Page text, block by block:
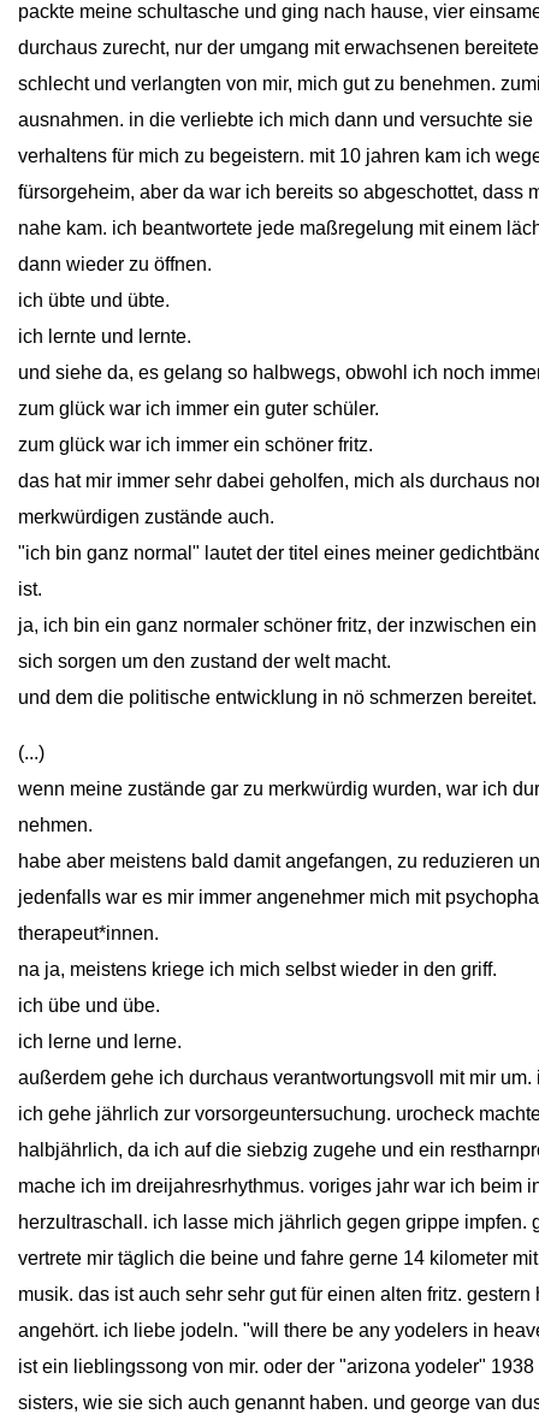
packte meine schultasche und ging nach hause, vier
durchaus zurecht, nur der umgang mit erwachsenen
schlecht und verlangten von mir, mich gut zu benehmen.
ausnahmen. in die verliebte ich mich dann und versuchte
verhaltens für mich zu begeistern. mit 10 jahren kam ich
fürsorgeheim, aber da war ich bereits so abgeschottet, dass
nahe kam. ich beantwortete jede maßregelung mit einem
dann wieder zu öffnen.
ich übte und übte.
ich lernte und lernte.
und siehe da, es gelang so halbwegs, obwohl ich noch
zum glück war ich immer ein guter schüler.
zum glück war ich immer ein schöner fritz.
das hat mir immer sehr dabei geholfen, mich als durchaus
merkwürdigen zustände auch.
"ich bin ganz normal" lautet der titel eines meiner
ist.
ja, ich bin ein ganz normaler schöner fritz, der inzwischen
sich sorgen um den zustand der welt macht.
und dem die politische entwicklung in nö schmerzen bereitet.
(...)
wenn meine zustände gar zu merkwürdig wurden, war ich
nehmen.
habe aber meistens bald damit angefangen, zu reduzieren
jedenfalls war es mir immer angenehmer mich mit
therapeut*innen.
na ja, meistens kriege ich mich selbst wieder in den griff.
ich übe und übe.
ich lerne und lerne.
außerdem gehe ich durchaus verantwortungsvoll mit mir
ich gehe jährlich zur vorsorgeuntersuchung. urocheck
halbjährlich, da ich auf die siebzig zugehe und ein
mache ich im dreijahresrhythmus. voriges jahr war ich beim
herzultraschall. ich lasse mich jährlich gegen grippe impfen.
vertrete mir täglich die beine und fahre gerne 14 kilometer
musik. das ist auch sehr sehr gut für einen alten fritz.
angehört. ich liebe jodeln. "will there be any yodelers in
ist ein lieblingssong von mir. oder der "arizona yodeler"
sisters, wie sie sich auch genannt haben. und george van